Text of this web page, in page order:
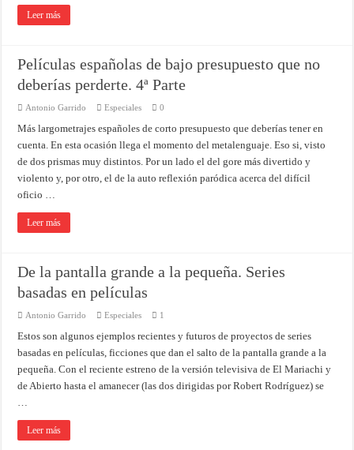
Leer más
Películas españolas de bajo presupuesto que no
deberías perderte. 4ª Parte
Antonio Garrido Especiales 0
Más largometrajes españoles de corto presupuesto que deberías tener en
cuenta. En esta ocasión llega el momento del metalenguaje. Eso si, visto
de dos prismas muy distintos. Por un lado el del gore más divertido y
violento y, por otro, el de la auto reflexión paródica acerca del difícil
oficio …
Leer más
De la pantalla grande a la pequeña. Series
basadas en películas
Antonio Garrido Especiales 1
Estos son algunos ejemplos recientes y futuros de proyectos de series
basadas en películas, ficciones que dan el salto de la pantalla grande a la
pequeña. Con el reciente estreno de la versión televisiva de El Mariachi y
de Abierto hasta el amanecer (las dos dirigidas por Robert Rodríguez) se
…
Leer más